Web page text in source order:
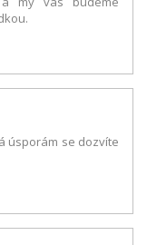
úsporám se dozvíte